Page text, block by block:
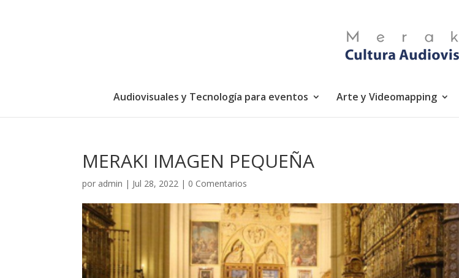
Audiovisuales y Tecnología para eventos Arte y Videomapping
MERAKI IMAGEN PEQUEÑA
por admin | Jul 28, 2022 | 0 Comentarios